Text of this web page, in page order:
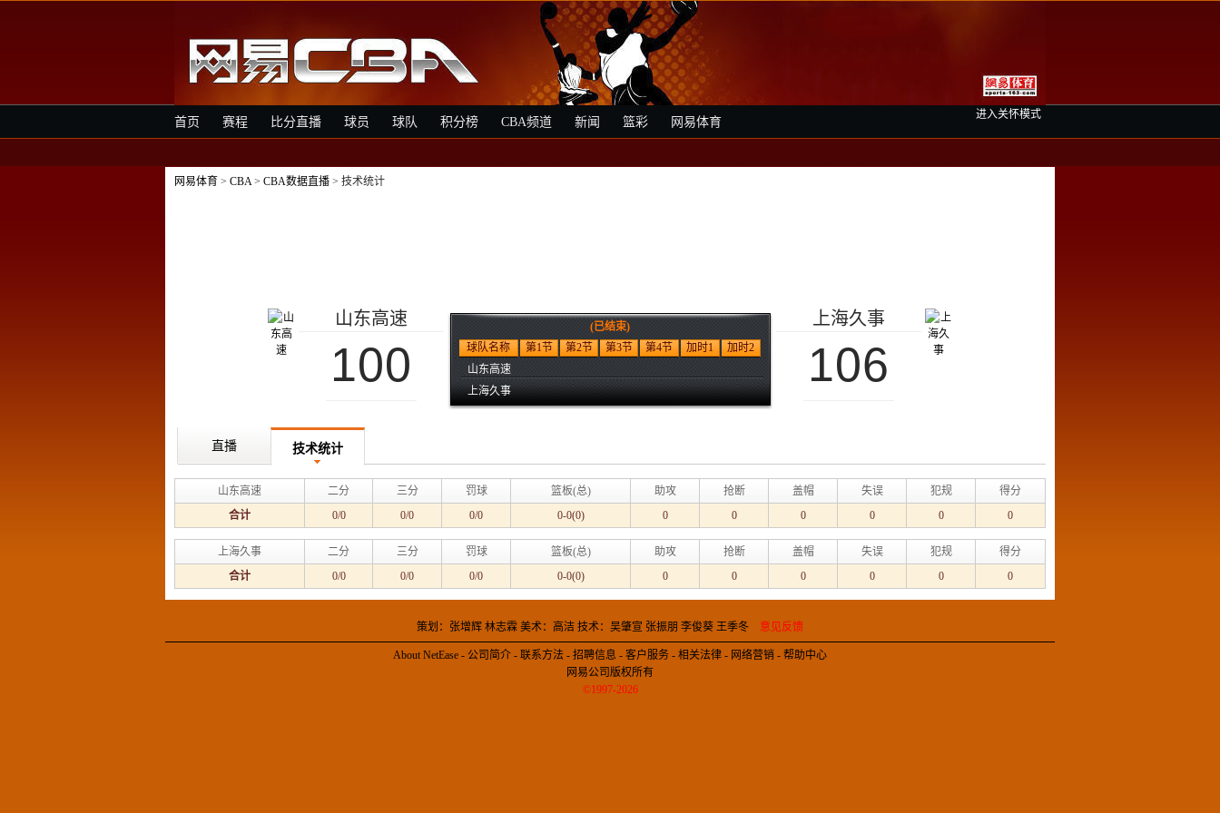
进入关怀模式
首页 赛程 比分直播 球员 球队 积分榜 CBA频道 新闻 篮彩 网易体育
网易体育 > CBA> CBA数据直播 > 技术统计
山东高速
100
(已结束)
球队名称
第1节 第2节 第3节 第4节 加时1
加时2
山东高速
上海久事
上海久事
106
直播 技术统计
山东高速 二分 三分 罚球 篮板(总) 助攻 抢断 盖帽 失误 犯规
得分
合计
0/0 0/0 0/0 0-0(0) 0 0 0 0 0 0
上海久事 二分 三分 罚球 篮板(总) 助攻 抢断 盖帽 失误 犯规
得分
合计
0/0 0/0 0/0 0-0(0) 0 0 0 0 0 0
策划：张增辉 林志霖 美术：高洁 技术：吴肇宣 张振朋 李俊葵 王季冬 意见反馈
About NetEase - 公司简介 - 联系方法 - 招聘信息 - 客户服务 - 相关法律 - 网络营销 - 帮助中心
网易公司版权所有
©1997-2026